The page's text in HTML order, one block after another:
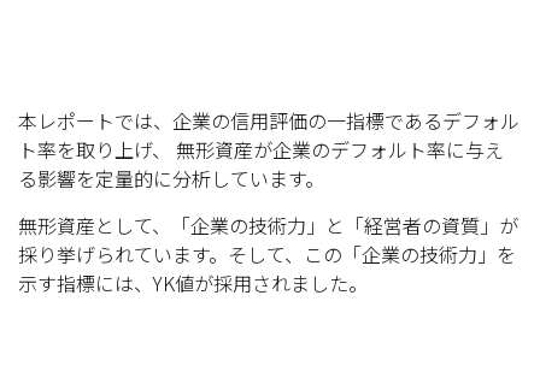
本レポートでは、企業の信用評価の一指標であるデフォル
ト率を取り上げ、 無形資産が企業のデフォルト率に与え
る影響を定量的に分析しています。
無形資産として、「企業の技術力」と「経営者の資質」が
採り挙げられています。そして、この「企業の技術力」を
示す指標には、YK値が採用されました。